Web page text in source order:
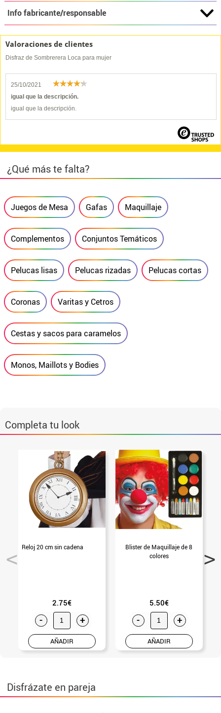
Info fabricante/responsable
Valoraciones de clientes
Disfraz de Sombrerera Loca para mujer
25/10/2021
igual que la descripción.
igual que la descripción.
¿Qué más te falta?
Juegos de Mesa Gafas Maquillaje
Complementos Conjuntos Temáticos
Pelucas lisas Pelucas rizadas Pelucas cortas
Coronas Varitas y Cetros
Cestas y sacos para caramelos
Monos, Maillots y Bodies
Completa tu look
Reloj 20 cm sin cadena
2.75€
- +
AÑADIR
Blister de Maquillaje de 8
colores
5.50€
- +
AÑADIR
Disfrázate en pareja